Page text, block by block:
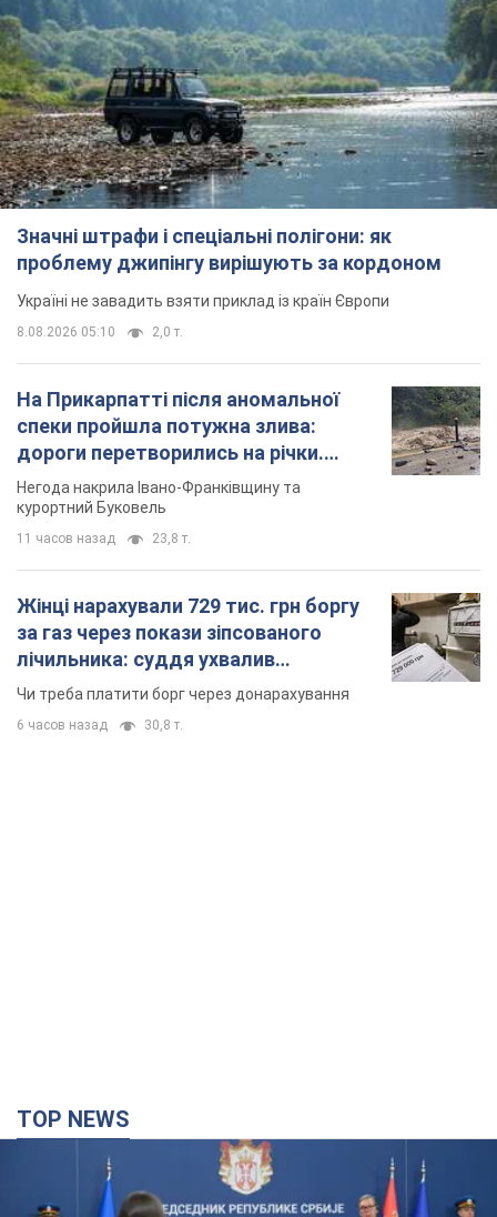
Значні штрафи і спеціальні полігони: як
проблему джипінгу вирішують за кордоном
Україні не завадить взяти приклад із країн Європи
8.08.2026 05:10 2,0 т.
На Прикарпатті після аномальної
спеки пройшла потужна злива:
дороги перетворились на річки.
Відео
Негода накрила Івано-Франківщину та
курортний Буковель
11 часов назад 23,8 т.
Жінці нарахували 729 тис. грн боргу
за газ через покази зіпсованого
лічильника: суддя ухвалив
неочікуване рішення
Чи треба платити борг через донарахування
6 часов назад 30,8 т.
TOP NEWS